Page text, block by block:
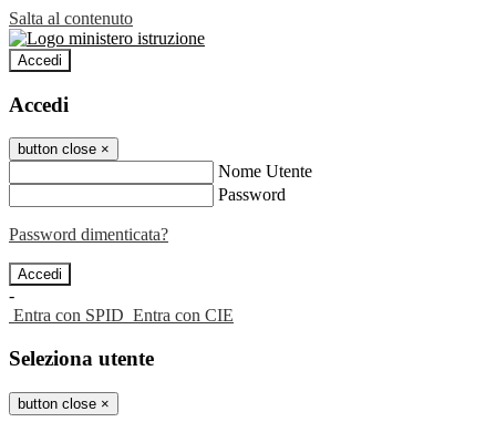
Salta al contenuto
Accedi
Accedi
button close ×
Nome Utente
Password
Password dimenticata?
-
Entra con SPID Entra con CIE
Seleziona utente
button close ×